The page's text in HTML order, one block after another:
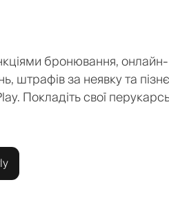
бронювання, онлайн-
штрафів за неявку та пізнє
Покладіть свої